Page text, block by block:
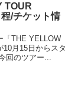
TOUR
/チケット情
「THE YELLOW
月15日からスタ
回のツアー...